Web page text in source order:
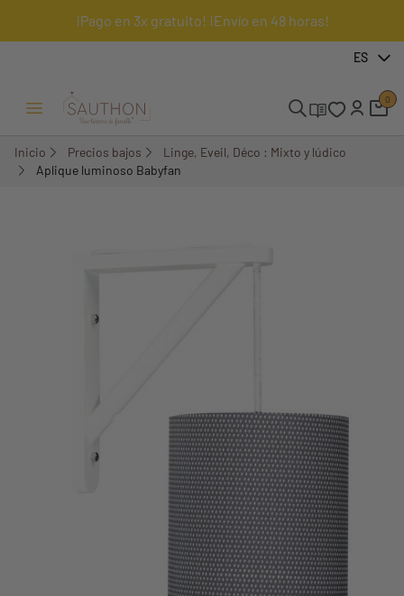
¡Pago en 3x gratuito! ¡Envío en 48 horas!
ES
Menú Abrir/Cerrar
0
Inicio Precios bajos
Linge, Eveil, Déco : Mixto y lúdico
Aplique luminoso Babyfan